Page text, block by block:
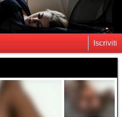
Iscriviti